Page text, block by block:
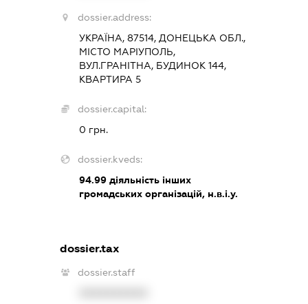
dossier.address:
УКРАЇНА, 87514, ДОНЕЦЬКА ОБЛ.,
МІСТО МАРІУПОЛЬ,
ВУЛ.ГРАНІТНА, БУДИНОК 144,
КВАРТИРА 5
dossier.capital:
0 грн.
dossier.kveds:
94.99 діяльність інших
громадських організацій, н.в.і.у.
dossier.tax
dossier.staff